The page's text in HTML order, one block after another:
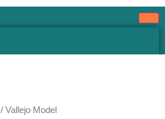
/ Vallejo Model